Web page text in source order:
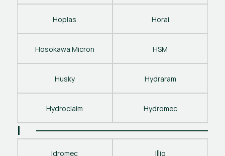
Hoplas Horai
Hosokawa Micron HSM
Husky Hydraram
Hydroclaim Hydromec
I
Idromec Illig